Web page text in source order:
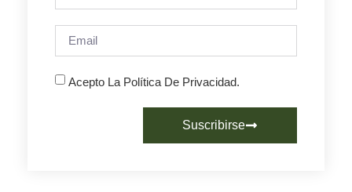
Acepto La Política De Privacidad.
Suscribirse